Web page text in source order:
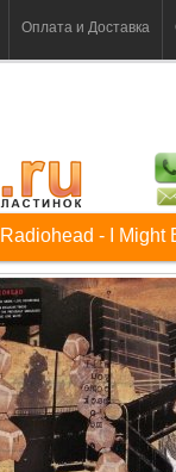
Оплата и Доставка
Radiohead - I Might